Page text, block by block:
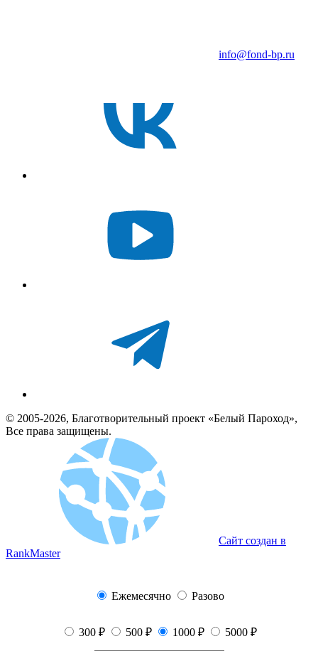
info@fond-bp.ru
© 2005-2026, Благотворительный проект «Белый Пароход»,
Все права защищены.
Сайт создан в
RankMaster
Ежемесячно Разово
300 ₽ 500 ₽ 1000 ₽ 5000 ₽